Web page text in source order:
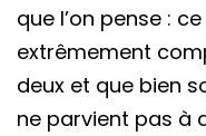
que l’on pense :
extrêmement
deux et que bien
ne parvient pas à